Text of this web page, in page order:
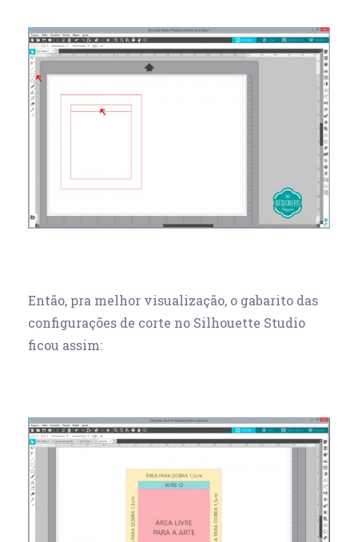
Então, pra melhor visualização, o gabarito das
configurações de corte no Silhouette Studio
ficou assim: